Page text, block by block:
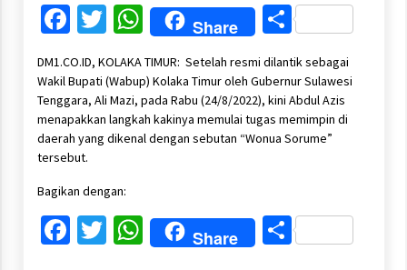
Facebook
Twitter
WhatsApp
Share Share
DM1.CO.ID, KOLAKA TIMUR: Setelah resmi dilantik sebagai
Wakil Bupati (Wabup) Kolaka Timur oleh Gubernur Sulawesi
Tenggara, Ali Mazi, pada Rabu (24/8/2022), kini Abdul Azis
menapakkan langkah kakinya memulai tugas memimpin di
daerah yang dikenal dengan sebutan “Wonua Sorume”
tersebut.
Bagikan dengan:
Facebook
Twitter
WhatsApp
Share Share